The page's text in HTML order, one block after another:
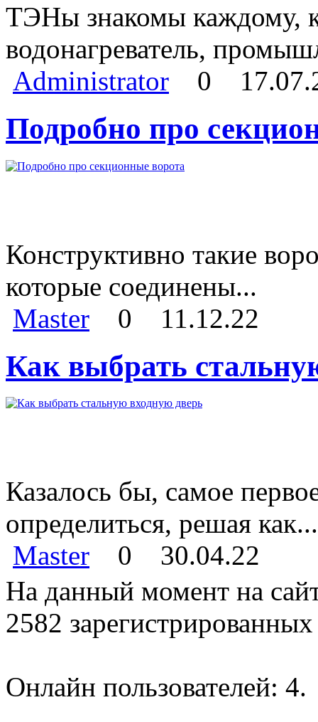
ТЭНы знакомы каждому,
водонагреватель,
Administrator
0
Подробно про
Конструктивно такие
которые соединены...
Master
0 11.12.22
Как выбрать
Казалось бы, самое
определиться, решая как...
Master
0
30.04.22
На данный момент на
2582 зарегистрированных
Онлайн пользователей: 4.